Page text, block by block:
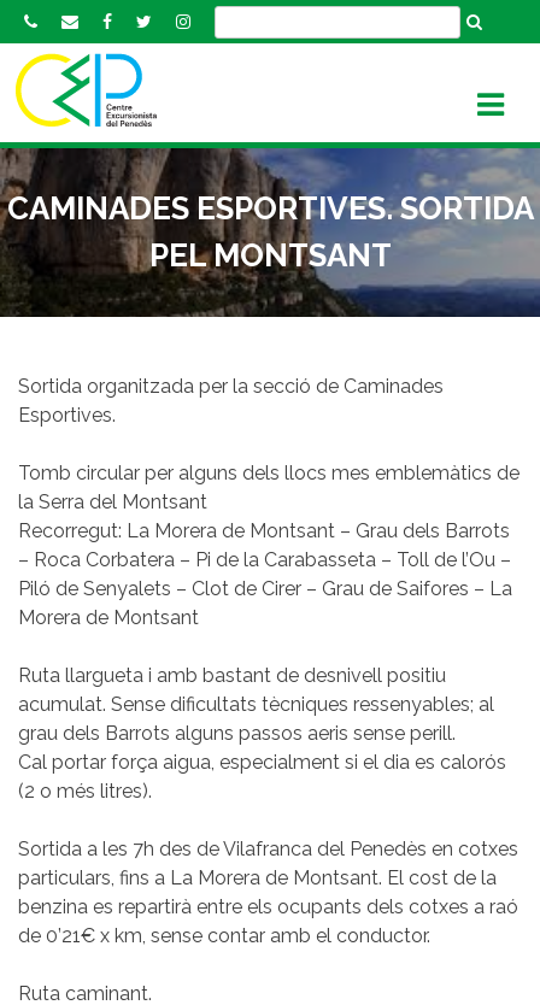
k
o
c
o
n
t
e
CAMINADES ESPORTIVES. SORTIDA
PEL MONTSANT
Sortida organitzada per la secció de Caminades
Esportives.
Tomb circular per alguns dels llocs mes emblemàtics de
la Serra del Montsant
Recorregut: La Morera de Montsant – Grau dels Barrots
– Roca Corbatera – Pi de la Carabasseta – Toll de l’Ou –
Piló de Senyalets – Clot de Cirer – Grau de Saifores – La
Morera de Montsant
Ruta llargueta i amb bastant de desnivell positiu
acumulat. Sense dificultats tècniques ressenyables; al
grau dels Barrots alguns passos aeris sense perill.
Cal portar força aigua, especialment si el dia es calorós
(2 o més litres).
Sortida a les 7h des de Vilafranca del Penedès en cotxes
particulars, fins a La Morera de Montsant. El cost de la
benzina es repartirà entre els ocupants dels cotxes a raó
de 0’21€ x km, sense contar amb el conductor.
Ruta caminant.